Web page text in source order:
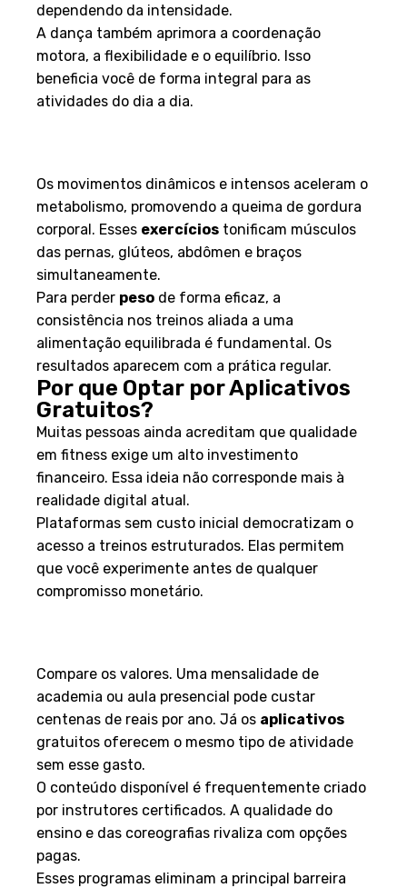
dependendo da intensidade.
A dança também aprimora a coordenação
motora, a flexibilidade e o equilíbrio. Isso
beneficia você de forma integral para as
atividades do dia a dia.
Os movimentos dinâmicos e intensos aceleram o
metabolismo, promovendo a queima de gordura
corporal. Esses exercícios tonificam músculos
das pernas, glúteos, abdômen e braços
simultaneamente.
Para perder peso de forma eficaz, a
consistência nos treinos aliada a uma
alimentação equilibrada é fundamental. Os
resultados aparecem com a prática regular.
Por que Optar por Aplicativos
Gratuitos?
Muitas pessoas ainda acreditam que qualidade
em fitness exige um alto investimento
financeiro. Essa ideia não corresponde mais à
realidade digital atual.
Plataformas sem custo inicial democratizam o
acesso a treinos estruturados. Elas permitem
que você experimente antes de qualquer
compromisso monetário.
Compare os valores. Uma mensalidade de
academia ou aula presencial pode custar
centenas de reais por ano. Já os aplicativos
gratuitos oferecem o mesmo tipo de atividade
sem esse gasto.
O conteúdo disponível é frequentemente criado
por instrutores certificados. A qualidade do
ensino e das coreografias rivaliza com opções
pagas.
Esses programas eliminam a principal barreira